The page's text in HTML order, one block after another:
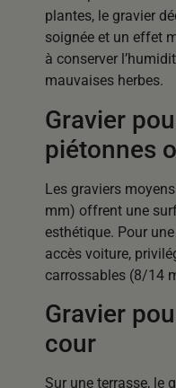
plantes, le gravier
soignée et un effet
à conserver
mauvaises herbes.
Gravier
piétonnes
Les graviers
mm) offrent une
esthétique. Pour
accès voiture,
carrossables (8/14
Gravier
cour
Sur une terrasse, le